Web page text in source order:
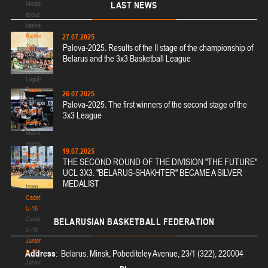
Media
about
basketball
Basketball
3x3
Basketball
3x3
Logo[modid=121]
Teams
Teams
Men's
teams
Men's
teams
National
team
National
team
Cadets
U-16
Cadets
U-16
Juniors
U-18
Juniors
п
о
д
э
г
и
д
о
й
м
е
ж
д
у
н
а
р
о
д
н
о
й
ф
е
д
LAST NEWS
27.07.2025
Palova-2025. Results of the II stage of the championship of
Belarus and the 3x3 Basketball League
26.07.2025
Palova-2025. The first winners of the second stage of the
3x3 League
19.07.2025
THE SECOND ROUND OF THE DIVISION "THE FUTURE"
UCL 3X3. "BELARUS-SHAKHTER" BECAME A SILVER
MEDALIST
BELARUSIAN BASKETBALL FEDERATION
Address: Belarus, Minsk, Pobediteley Avenue, 23/1 (322), 220004